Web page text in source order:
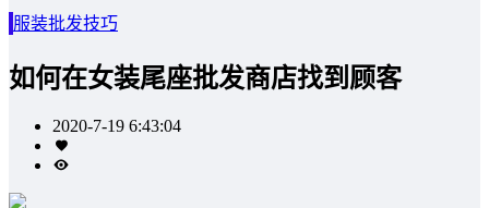
服装批发技巧
如何在女装尾座批发商店找到顾客
2020-7-19 6:43:04